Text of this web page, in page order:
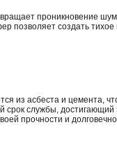
проникновение
создать тихое
асбеста и цемента,
службы, достигающий
прочности и